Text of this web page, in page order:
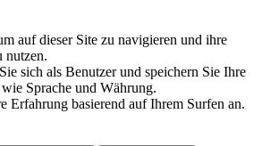
auf dieser Site zu navigieren und ihre
nutzen.
sich als Benutzer und speichern Sie Ihre
Sprache und Währung.
Erfahrung basierend auf Ihrem Surfen an.